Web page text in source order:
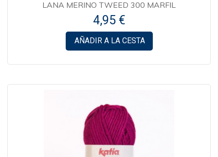
LANA MERINO TWEED 300 MARFIL
4,95 €
AÑADIR A LA CESTA